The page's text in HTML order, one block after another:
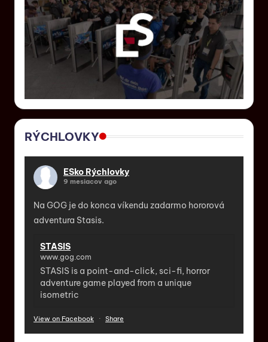
RÝCHLOVKY
ESko Rýchlovky
9 mesiacov ago
Na GOG je do konca víkendu zadarmo hororová
adventura Stasis.
STASIS
www.gog.com
STASIS is a point-and-click, sci-fi, horror
adventure game played from a unique
isometric
View on Facebook · Share